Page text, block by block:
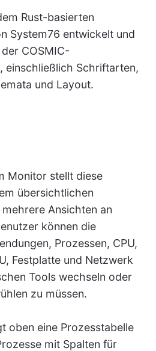
Rust-basierten
System76 entwickelt und
COSMIC-
einschließlich Schriftarten,
und Layout.
Monitor stellt diese
übersichtlichen
Ansichten an
können die
Prozessen, CPU,
Festplatte und Netzwerk
Tools wechseln oder
zu müssen.
oben eine Prozesstabelle
mit Spalten für